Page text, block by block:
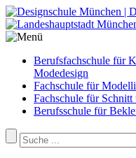
Berufsfachschule für
Modedesign
Fachschule für
Fachschule für
Berufsschule für